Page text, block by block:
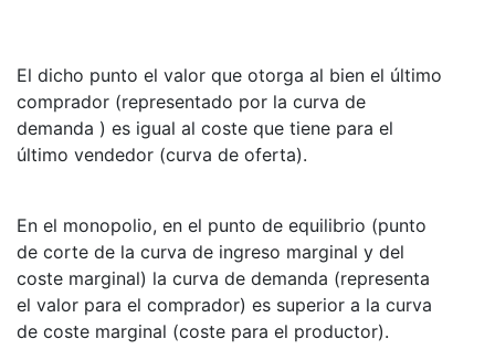
El dicho punto el valor que otorga al bien el último
comprador (representado por la curva de
demanda ) es igual al coste que tiene para el
último vendedor (curva de oferta).
En el monopolio, en el punto de equilibrio (punto
de corte de la curva de ingreso marginal y del
coste marginal) la curva de demanda (representa
el valor para el comprador) es superior a la curva
de coste marginal (coste para el productor).